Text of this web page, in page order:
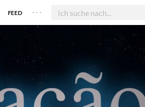
FEED . . .